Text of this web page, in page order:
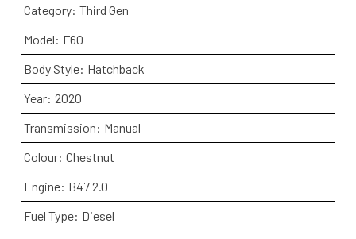
Category: Third Gen
Model: F60
Body Style: Hatchback
Year: 2020
Transmission: Manual
Colour: Chestnut
Engine: B47 2.0
Fuel Type: Diesel